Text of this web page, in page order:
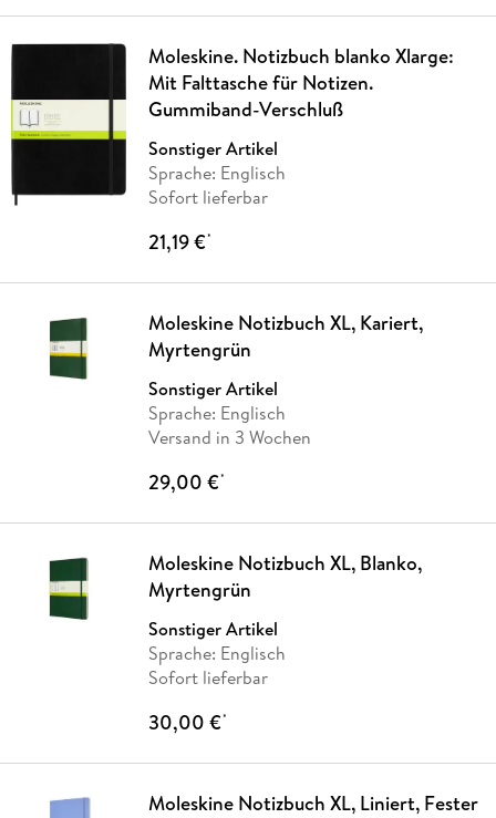
Moleskine. Notizbuch blanko Xlarge:
Mit Falttasche für Notizen.
Gummiband-Verschluß
Sonstiger Artikel
Sprache: Englisch
Sofort lieferbar
21,19 €*
Moleskine Notizbuch XL, Kariert,
Myrtengrün
Sonstiger Artikel
Sprache: Englisch
Versand in 3 Wochen
29,00 €*
Moleskine Notizbuch XL, Blanko,
Myrtengrün
Sonstiger Artikel
Sprache: Englisch
Sofort lieferbar
30,00 €*
Moleskine Notizbuch XL, Liniert, Fester